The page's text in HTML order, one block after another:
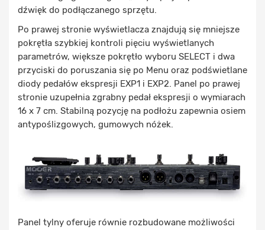
dźwięk do podłączanego sprzętu.
Po prawej stronie wyświetlacza znajdują się mniejsze
pokrętła szybkiej kontroli pięciu wyświetlanych
parametrów, większe pokrętło wyboru SELECT i dwa
przyciski do poruszania się po Menu oraz podświetlane
diody pedałów ekspresji EXP1 i EXP2. Panel po prawej
stronie uzupełnia zgrabny pedał ekspresji o wymiarach
16 x 7 cm. Stabilną pozycję na podłożu zapewnia osiem
antypoślizgowych, gumowych nóżek.
Panel tylny oferuje równie rozbudowane możliwości